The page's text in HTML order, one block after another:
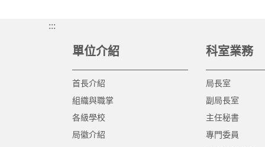
:::
單位介紹
首長介紹
組織與職掌
各級學校
局徽介紹
科室業務
局長室
副局長室
主任秘書
專門委員